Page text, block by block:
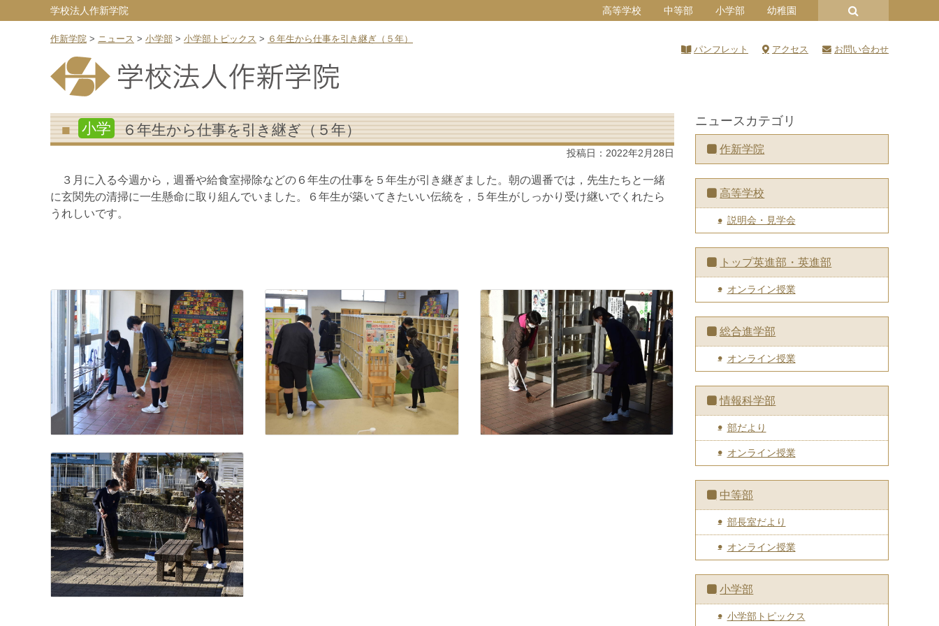
学校法人作新学院 高等学校 中等部 小学部 幼稚園
作新学院 > ニュース > 小学部 > 小学部トピックス > ６年生から仕事を引き継ぎ（５年）
パンフレット
アクセス お問い合わせ
小学 ６年生から仕事を引き継ぎ（５年）
投稿日： 2022年2月28日
３月に入る今週から，週番や給食室掃除などの６年生の仕事を５年生が引き継ぎました。朝の週番では，先生たちと一緒
に玄関先の清掃に一生懸命に取り組んでいました。６年生が築いてきたいい伝統を，５年生がしっかり受け継いでくれたら
うれしいです。
ニュースカテゴリ
作新学院
高等学校
説明会・見学会
トップ英進部・英進部
オンライン授業
総合進学部
オンライン授業
情報科学部
部だより
オンライン授業
中等部
部長室だより
オンライン授業
小学部
小学部トピックス